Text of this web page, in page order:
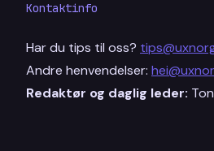
Kontaktinfo
Har du tips til oss?
Andre henvendelser:
Redaktør og daglig leder: